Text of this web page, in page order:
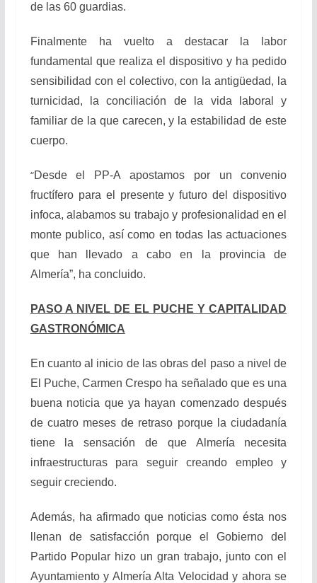
de las 60 guardias.
Finalmente ha vuelto a destacar la labor
fundamental que realiza el dispositivo y ha pedido
sensibilidad con el colectivo, con la antigüedad, la
turnicidad, la conciliación de la vida laboral y
familiar de la que carecen, y la estabilidad de este
cuerpo.
“Desde el PP-A apostamos por un convenio
fructífero para el presente y futuro del dispositivo
infoca, alabamos su trabajo y profesionalidad en el
monte publico, así como en todas las actuaciones
que han llevado a cabo en la provincia de
Almería”, ha concluido.
PASO A NIVEL DE EL PUCHE Y CAPITALIDAD
GASTRONÓMICA
En cuanto al inicio de las obras del paso a nivel de
El Puche, Carmen Crespo ha señalado que es una
buena noticia que ya hayan comenzado después
de cuatro meses de retraso porque la ciudadanía
tiene la sensación de que Almería necesita
infraestructuras para seguir creando empleo y
seguir creciendo.
Además, ha afirmado que noticias como ésta nos
llenan de satisfacción porque el Gobierno del
Partido Popular hizo un gran trabajo, junto con el
Ayuntamiento y Almería Alta Velocidad y ahora se